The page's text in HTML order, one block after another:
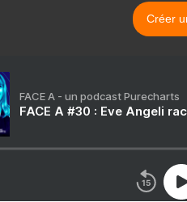
Créer
FACE A - un podcast Purecharts
FACE A #30 : Eve Angeli